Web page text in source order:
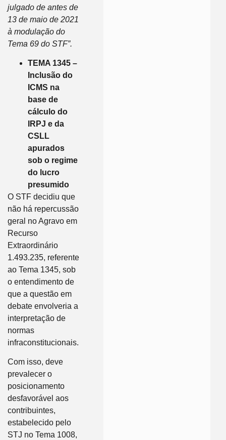
julgado de antes de
13 de maio de 2021
à modulação do
Tema 69 do STF”.
TEMA 1345 –
Inclusão do
ICMS na
base de
cálculo do
IRPJ e da
CSLL
apurados
sob o regime
do lucro
presumido
O STF decidiu que
não há repercussão
geral no Agravo em
Recurso
Extraordinário
1.493.235, referente
ao Tema 1345, sob
o entendimento de
que a questão em
debate envolveria a
interpretação de
normas
infraconstitucionais.
Com isso, deve
prevalecer o
posicionamento
desfavorável aos
contribuintes,
estabelecido pelo
STJ no Tema 1008,